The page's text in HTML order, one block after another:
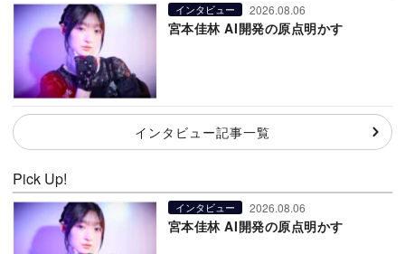
インタビュー 2026.08.06
宮本佳林 AI開発の原点明かす
インタビュー記事一覧
Pick Up!
インタビュー 2026.08.06
宮本佳林 AI開発の原点明かす